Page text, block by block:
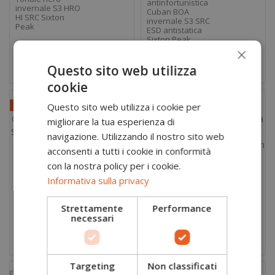
invernale S3 HRO
HI SRC Sixton
Peak
Cuban BOA
invernale S3 SRC
ESD antistatica
Sixton Peak
antinfortunistica
Corvara nero
Sixton Peak
98,50 €
108,50 €
antinfortunistica
S3 HRO HI SRC ESD...
×
Questo sito web utilizza
cookie
Questo sito web utilizza i cookie per
migliorare la tua esperienza di
navigazione. Utilizzando il nostro sito web
acconsenti a tutti i cookie in conformità
con la nostra policy per i cookie.
Informativa sulla privacy
Strettamente
necessari
Performance
Targeting Non classificati